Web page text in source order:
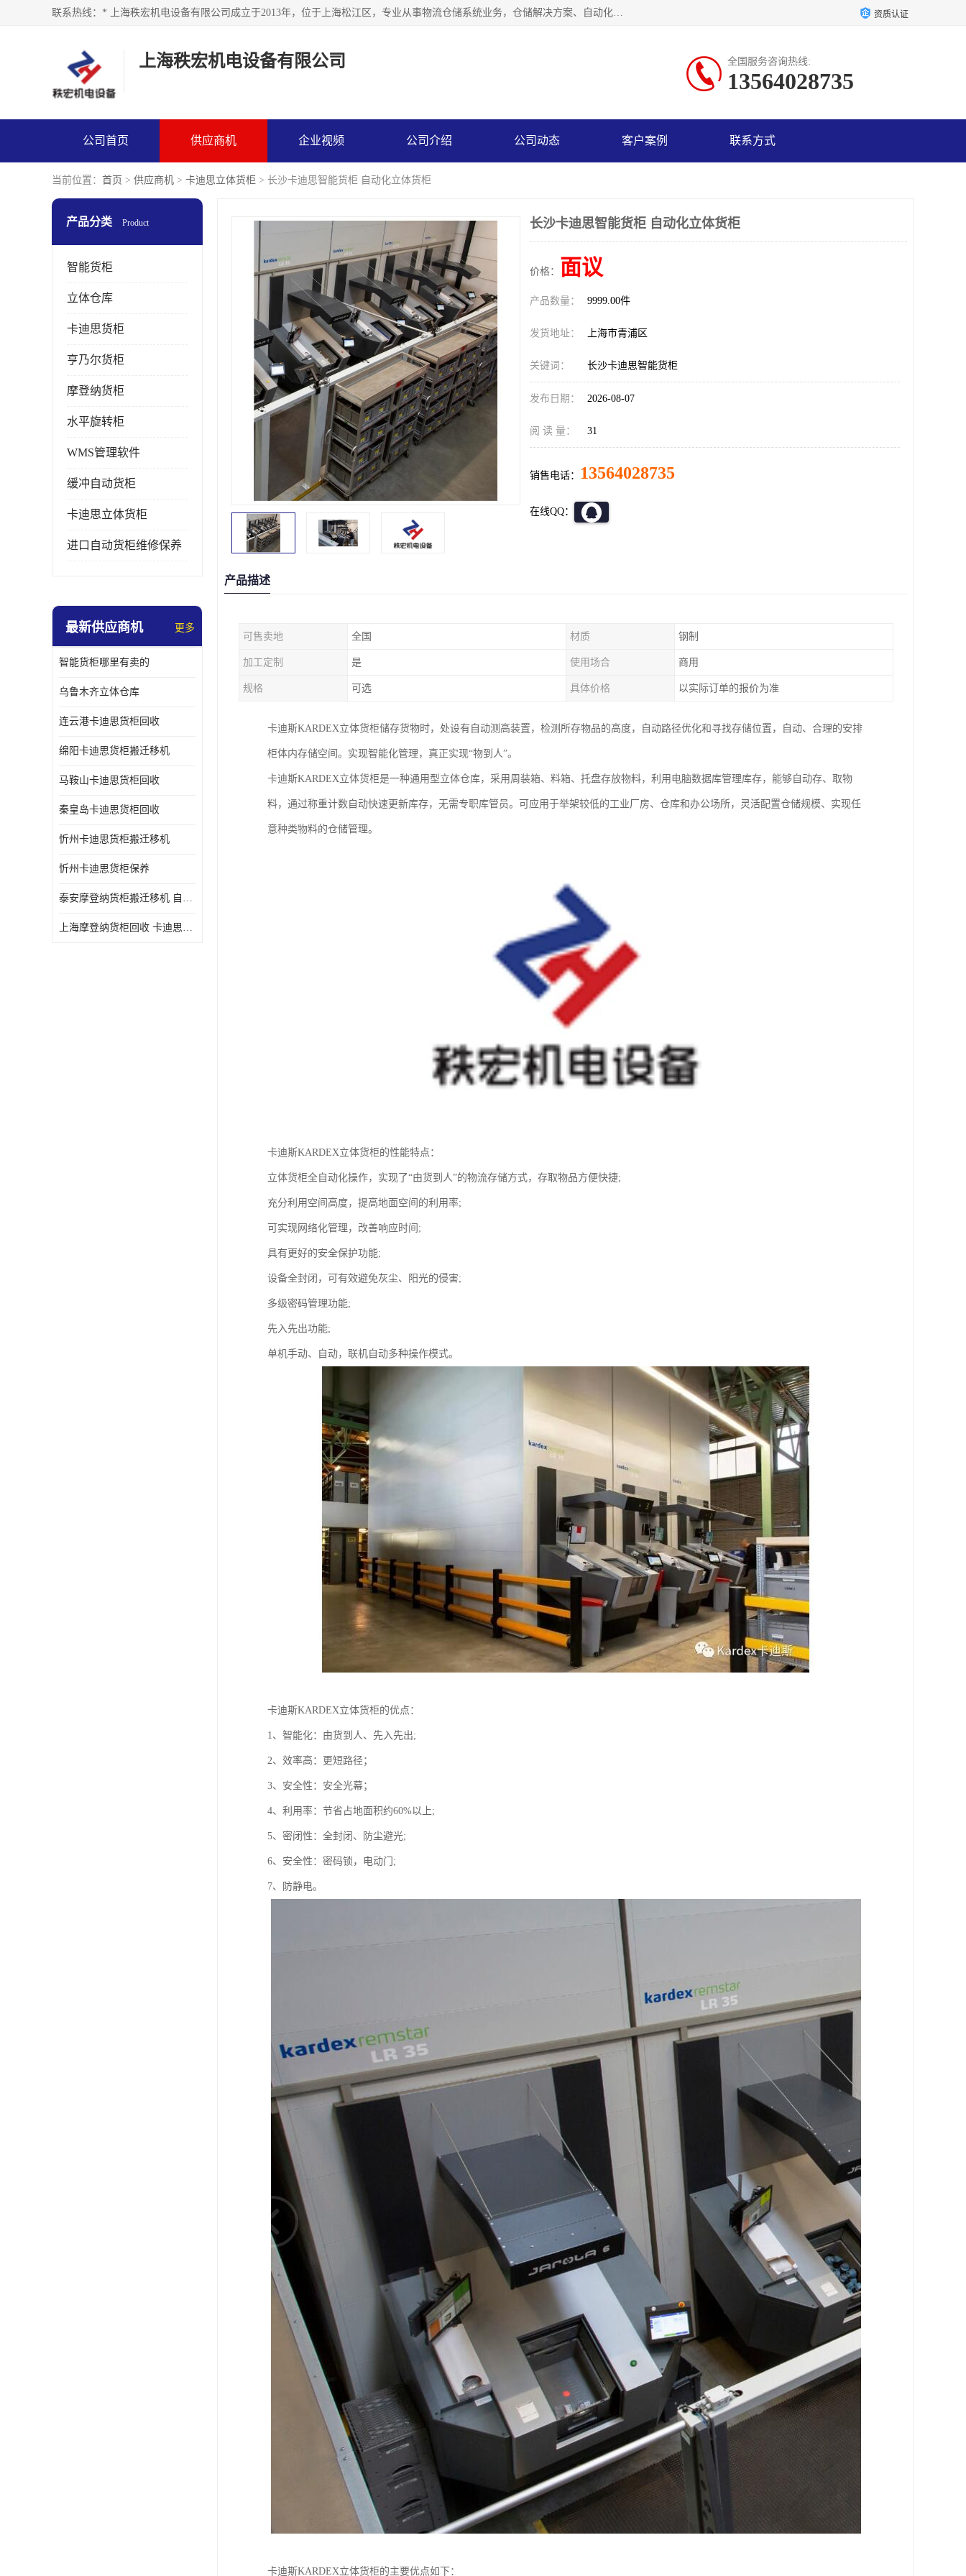
联系热线：* 上海秩宏机电设备有限公司成立于2013年，位于上海松江区，专业从事物流仓储系统业务，仓储解决方案、自动化仓储设备、自动货柜、立体货柜等。 资质认证
上海秩宏机电设备有限公司 全国服务咨询热线:
13564028735
公司首页 供应商机 企业视频 公司介绍 公司动态 客户案例 联系方式
当前位置： 首页 > 供应商机 > 卡迪思立体货柜 > 长沙卡迪思智能货柜 自动化立体货柜
产品分类 Product
智能货柜
立体仓库
卡迪思货柜
亨乃尔货柜
摩登纳货柜
水平旋转柜
WMS管理软件
缓冲自动货柜
卡迪思立体货柜
进口自动货柜维修保养
最新供应商机 更多
智能货柜哪里有卖的
乌鲁木齐立体仓库
连云港卡迪思货柜回收
绵阳卡迪思货柜搬迁移机
马鞍山卡迪思货柜回收
秦皇岛卡迪思货柜回收
忻州卡迪思货柜搬迁移机
忻州卡迪思货柜保养
泰安摩登纳货柜搬迁移机 自动立体仓储货柜回收
上海摩登纳货柜回收 卡迪思货柜回收
长沙卡迪思智能货柜 自动化立体货柜
价格： 面议
产品数量： 9999.00件
发货地址： 上海市青浦区
关键词： 长沙卡迪思智能货柜
发布日期： 2026-08-07
阅 读 量： 31
销售电话： 13564028735
在线QQ：
产品描述
可售卖地 全国 材质 钢制
加工定制 是 使用场合 商用
规格 可选 具体价格 以实际订单的报价为准
卡迪斯KARDEX立体货柜储存货物时，处设有自动测高装置，检测所存物品的高度，自动路径优化和寻找存储位置，自动、合理的安排
柜体内存储空间。实现智能化管理，真正实现“物到人”。
卡迪斯KARDEX立体货柜是一种通用型立体仓库，采用周装箱、料箱、托盘存放物料，利用电脑数据库管理库存，能够自动存、取物
料，通过称重计数自动快速更新库存，无需专职库管员。可应用于举架较低的工业厂房、仓库和办公场所，灵活配置仓储规模、实现任
意种类物料的仓储管理。
卡迪斯KARDEX立体货柜的性能特点：
立体货柜全自动化操作，实现了“由货到人”的物流存储方式，存取物品方便快捷;
充分利用空间高度，提高地面空间的利用率;
可实现网络化管理，改善响应时间;
具有更好的安全保护功能;
设备全封闭，可有效避免灰尘、阳光的侵害;
多级密码管理功能;
先入先出功能;
单机手动、自动，联机自动多种操作模式。
卡迪斯KARDEX立体货柜的优点：
1、智能化：由货到人、先入先出;
2、效率高：更短路径；
3、安全性：安全光幕；
4、利用率：节省占地面积约60%以上;
5、密闭性：全封闭、防尘避光;
6、安全性：密码锁，电动门;
7、防静电。
卡迪斯KARDEX立体货柜的主要优点如下：